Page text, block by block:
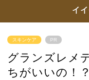
イ
スキンケア PR
グランズレメ
ちがいいの！